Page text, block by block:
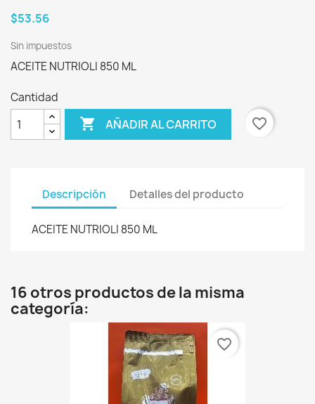
$53.56
Sin impuestos
ACEITE NUTRIOLI 850 ML
Cantidad
 AÑADIR AL CARRITO favorite_border
Descripción Detalles del producto
ACEITE NUTRIOLI 850 ML
16 otros productos de la misma
categoría:
favorite_border